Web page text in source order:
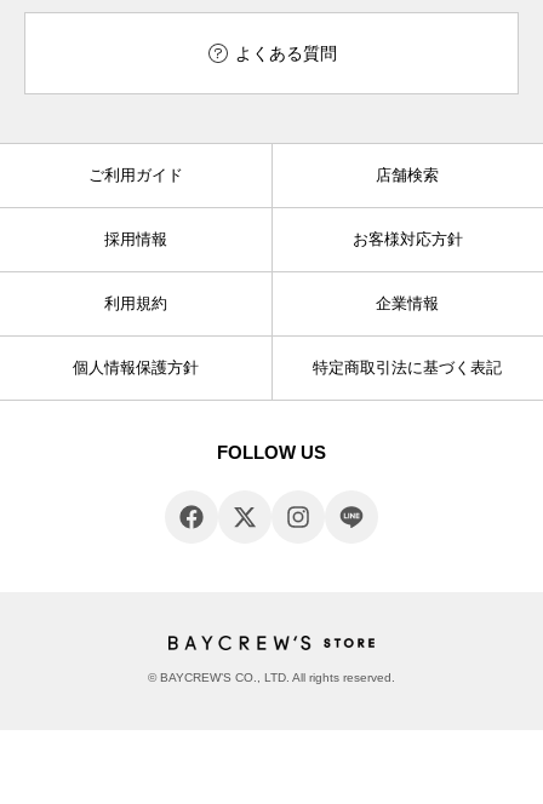
よくある質問
ご利用ガイド 店舗検索
採用情報 お客様対応方針
利用規約 企業情報
個人情報保護方針 特定商取引法に基づく表記
FOLLOW US
© BAYCREW’S CO., LTD. All rights reserved.